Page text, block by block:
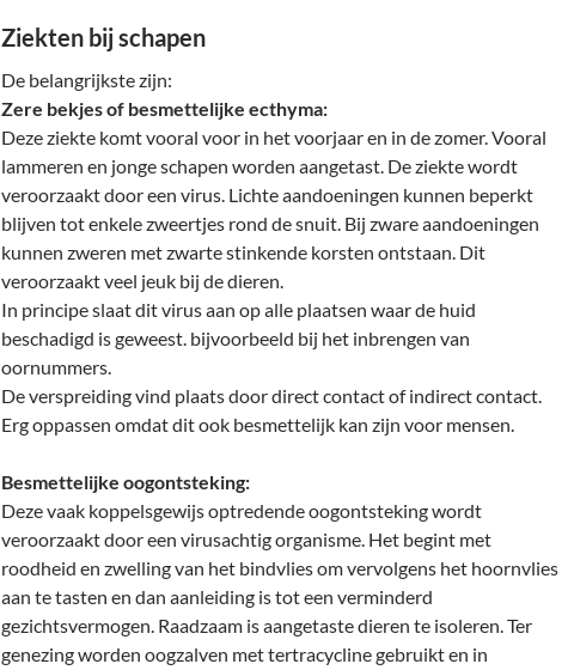
Ziekten bij schapen
De belangrijkste zijn:
Zere bekjes of besmettelijke ecthyma:
Deze ziekte komt vooral voor in het voorjaar en in de zomer. Vooral
lammeren en jonge schapen worden aangetast. De ziekte wordt
veroorzaakt door een virus. Lichte aandoeningen kunnen beperkt
blijven tot enkele zweertjes rond de snuit. Bij zware aandoeningen
kunnen zweren met zwarte stinkende korsten ontstaan. Dit
veroorzaakt veel jeuk bij de dieren.
In principe slaat dit virus aan op alle plaatsen waar de huid
beschadigd is geweest. bijvoorbeeld bij het inbrengen van
oornummers.
De verspreiding vind plaats door direct contact of indirect contact.
Erg oppassen omdat dit ook besmettelijk kan zijn voor mensen.
Besmettelijke oogontsteking:
Deze vaak koppelsgewijs optredende oogontsteking wordt
veroorzaakt door een virusachtig organisme. Het begint met
roodheid en zwelling van het bindvlies om vervolgens het hoornvlies
aan te tasten en dan aanleiding is tot een verminderd
gezichtsvermogen. Raadzaam is aangetaste dieren te isoleren. Ter
genezing worden oogzalven met tertracycline gebruikt en in